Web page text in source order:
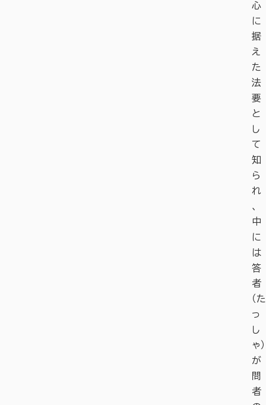
心
に
据
え
た
法
要
と
し
て
知
ら
れ
、
中
に
は
答
者
（た
っ
し
ゃ）
が
問
者